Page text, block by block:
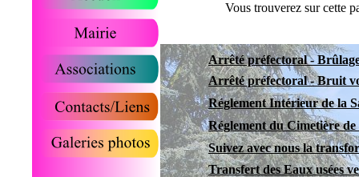
Vous trouverez sur cette
Arrêté préfectoral -
Arrêté préfectoral - Bruit
Réglement Intérieur de la
Réglement du Cimetière
Suivez avec nous la
Transfert des Eaux usées